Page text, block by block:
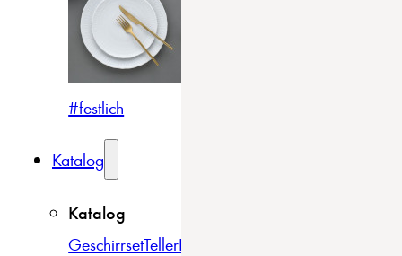
#festlich
Katalog
Katalog
GeschirrsetTellerBowls & Schüsseln